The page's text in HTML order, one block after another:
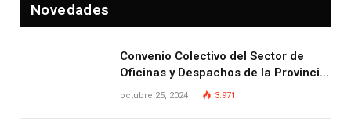
Novedades
Convenio Colectivo del Sector de
Oficinas y Despachos de la Provincia
de Las Palmas
octubre 25, 2024 3.971